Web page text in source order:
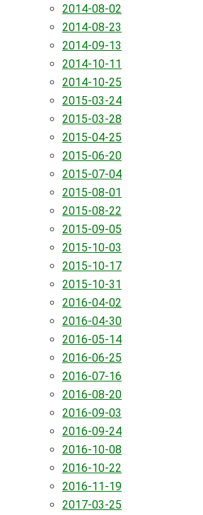
2014-08-02
2014-08-23
2014-09-13
2014-10-11
2014-10-25
2015-03-24
2015-03-28
2015-04-25
2015-06-20
2015-07-04
2015-08-01
2015-08-22
2015-09-05
2015-10-03
2015-10-17
2015-10-31
2016-04-02
2016-04-30
2016-05-14
2016-06-25
2016-07-16
2016-08-20
2016-09-03
2016-09-24
2016-10-08
2016-10-22
2016-11-19
2017-03-25